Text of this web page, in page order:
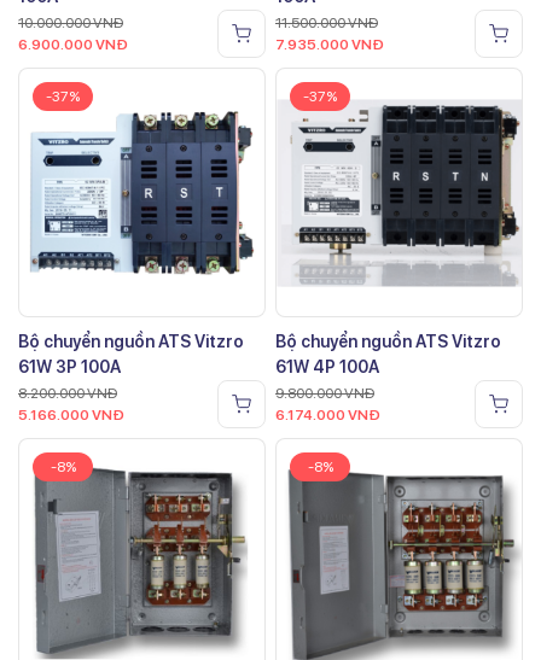
10.000.000VNĐ
6.900.000 VNĐ
11.500.000VNĐ
7.935.000 VNĐ
-37%
Bộ chuyển nguồn ATS Vitzro
61W 3P 100A
8.200.000VNĐ
5.166.000 VNĐ
-37%
Bộ chuyển nguồn ATS Vitzro
61W 4P 100A
9.800.000VNĐ
6.174.000 VNĐ
-8% -8%